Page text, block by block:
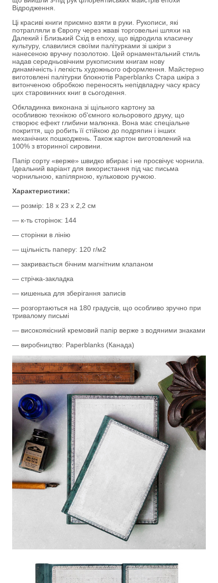
Відродження.
Ці красиві книги приємно взяти в руки. Рукописи, які
потрапляли в Європу через жваві торговельні шляхи на
Далекий і Близький Схід в епоху, що відродила класичну
культуру, славилися своїми палітурками зі шкіри з
нанесеною вручну позолотою. Цей орнаментальний стиль
надав середньовічним рукописним книгам нову
динамічність і легкість художнього оформлення. Майстерно
виготовлені палітурки блокнотів Paperblanks Стара шкіра з
витонченою обробкою переносять непідвладну часу красу
цих старовинних книг в сьогодення.
Обкладинка виконана зі щільного картону за
особливою технікою об'ємного кольорового друку, що
створює ефект глибини малюнка. Вона має спеціальне
покриття, що робить її стійкою до подряпин і інших
механічних пошкоджень. Також картон виготовлений на
100% з вторинної сировини.
Папір сорту «верже» швидко вбирає і не просвічує чорнила.
Ідеальний варіант для використання під час письма
чорнильною, капілярною, кульковою ручкою.
Характеристики:
— розмір: 18 х 23 х 2,2 см
— к-ть сторінок: 144
— сторінки в лінію
— щільність паперу: 120 г/м2
— закривається бічним магнітним клапаном
— стрічка-закладка
— кишенька для зберігання записів
— розгортаються на 180 градусів, що особливо зручно при
тривалому письмі
— високоякісний кремовий папір верже з водяними знаками
— виробництво: Paperblanks (Канада)